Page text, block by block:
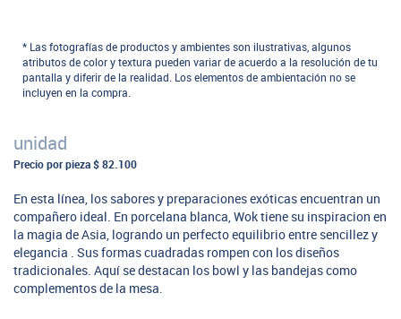
* Las fotografías de productos y ambientes son ilustrativas, algunos
atributos de color y textura pueden variar de acuerdo a la resolución de tu
pantalla y diferir de la realidad. Los elementos de ambientación no se
incluyen en la compra.
unidad
Precio por pieza $ 82.100
En esta línea, los sabores y preparaciones exóticas encuentran un
compañero ideal. En porcelana blanca, Wok tiene su inspiracion en
la magia de Asia, logrando un perfecto equilibrio entre sencillez y
elegancia . Sus formas cuadradas rompen con los diseños
tradicionales. Aquí se destacan los bowl y las bandejas como
complementos de la mesa.